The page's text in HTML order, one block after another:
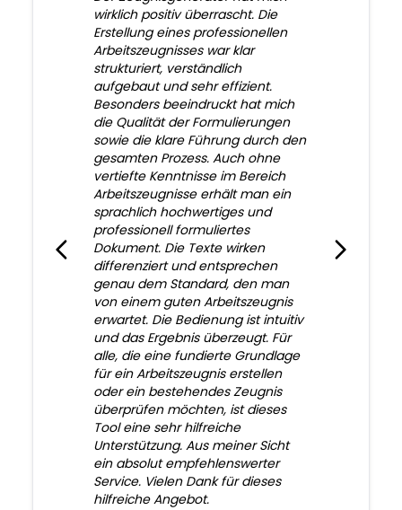
wirklich positiv überrascht. Die
Erstellung eines professionellen
Arbeitszeugnisses war klar
strukturiert, verständlich
aufgebaut und sehr effizient.
Besonders beeindruckt hat mich
die Qualität der Formulierungen
sowie die klare Führung durch den
gesamten Prozess. Auch ohne
vertiefte Kenntnisse im Bereich
Arbeitszeugnisse erhält man ein
sprachlich hochwertiges und
professionell formuliertes
Dokument. Die Texte wirken
differenziert und entsprechen
genau dem Standard, den man
von einem guten Arbeitszeugnis
erwartet. Die Bedienung ist intuitiv
und das Ergebnis überzeugt. Für
alle, die eine fundierte Grundlage
für ein Arbeitszeugnis erstellen
oder ein bestehendes Zeugnis
überprüfen möchten, ist dieses
Tool eine sehr hilfreiche
Unterstützung. Aus meiner Sicht
ein absolut empfehlenswerter
Service. Vielen Dank für dieses
hilfreiche Angebot.